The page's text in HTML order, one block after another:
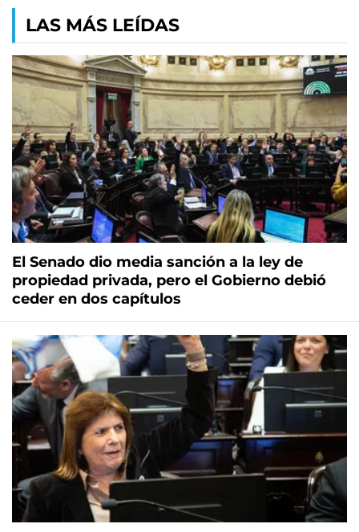
LAS MÁS LEÍDAS
El Senado dio media sanción a la ley de
propiedad privada, pero el Gobierno debió
ceder en dos capítulos